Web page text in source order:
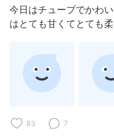
English 简体
العربية
Deutsch 日本
今日はチューブでかわ
はとても甘くてとても
83 7